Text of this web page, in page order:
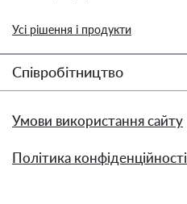
Усі рішення і продукти
Співробітництво
Умови використання сайту
Політика конфіденційності